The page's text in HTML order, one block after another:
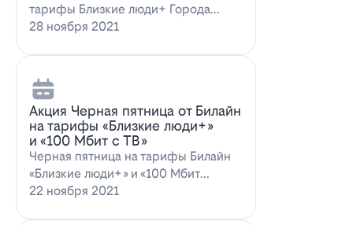
тарифы Близкие люди+ Города
от БилайнОператор Билайн радует
28 ноября 2021
Акция Черная пятница от Билайн
на тарифы «Близкие люди+»
и «100 Мбит с ТВ»
Черная пятница на тарифы Билайн
«Близкие люди+» и «100 Мбит
с ТВ»Билайн пред…
22 ноября 2021